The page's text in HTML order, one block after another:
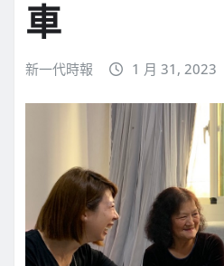
車
新一代時報 1 月 31, 2023